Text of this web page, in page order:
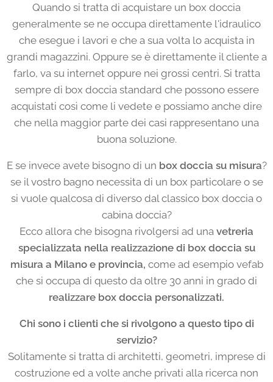
Quando si tratta di acquistare un box doccia
generalmente se ne occupa direttamente l'idraulico
che esegue i lavori e che a sua volta lo acquista in
grandi magazzini. Oppure se è direttamente il cliente a
farlo, va su internet oppure nei grossi centri. Si tratta
sempre di box doccia standard che possono essere
acquistati così come li vedete e possiamo anche dire
che nella maggior parte dei casi rappresentano una
buona soluzione.
E se invece avete bisogno di un box doccia su misura?
se il vostro bagno necessita di un box particolare o se
si vuole qualcosa di diverso dal classico box doccia o
cabina doccia?
Ecco allora che bisogna rivolgersi ad una vetreria
specializzata nella realizzazione di box doccia su
misura a Milano e provincia, come ad esempio vefab
che si occupa di questo da oltre 30 anni in grado di
realizzare box doccia personalizzati.
Chi sono i clienti che si rivolgono a questo tipo di
servizio?
Solitamente si tratta di architetti, geometri, imprese di
costruzione ed a volte anche privati alla ricerca non